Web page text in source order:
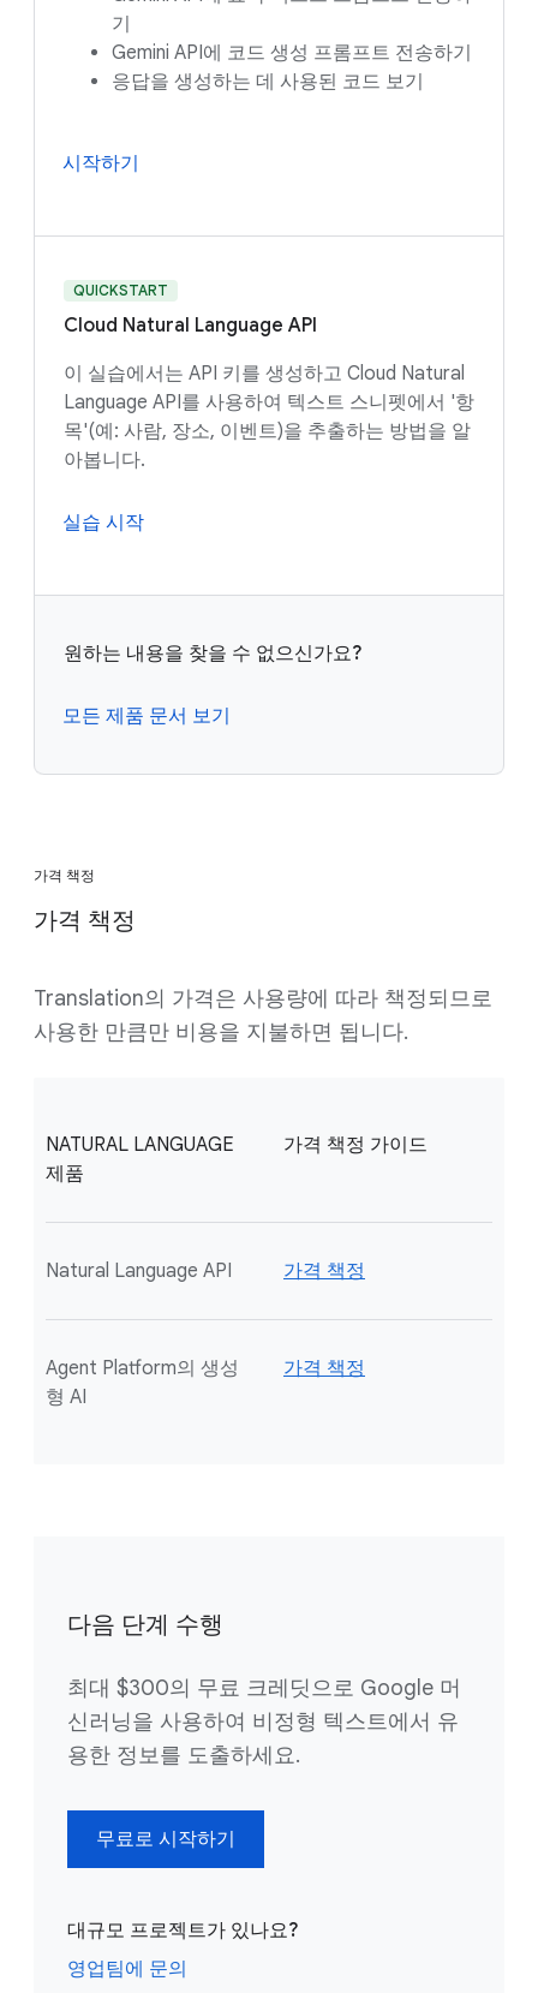
기
Gemini API에 코드 생성 프롬프트 전송하기
응답을 생성하는 데 사용된 코드 보기
시작하기
QUICKSTART
Cloud Natural Language API
이 실습에서는 API 키를 생성하고 Cloud Natural
Language API를 사용하여 텍스트 스니펫에서 '항
목'(예: 사람, 장소, 이벤트)을 추출하는 방법을 알
아봅니다.
실습 시작
원하는 내용을 찾을 수 없으신가요?
모든 제품 문서 보기
가격 책정
가격 책정
Translation의 가격은 사용량에 따라 책정되므로
사용한 만큼만 비용을 지불하면 됩니다.
NATURAL LANGUAGE
제품
가격 책정 가이드
Natural Language API 가격 책정
Agent Platform의 생성
형 AI
가격 책정
다음 단계 수행
최대 $300의 무료 크레딧으로 Google 머
신러닝을 사용하여 비정형 텍스트에서 유
용한 정보를 도출하세요.
무료로 시작하기
대규모 프로젝트가 있나요?
영업팀에 문의